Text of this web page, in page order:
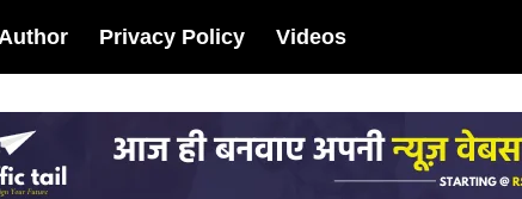
Privacy Policy Videos